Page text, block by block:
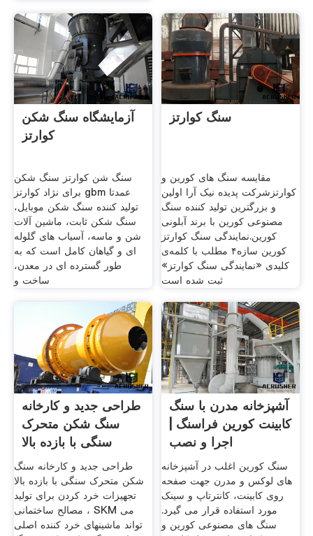
آزمایشگاه سنگ شکن
کوارتز
سنگ شن کوارتز سنگ شکن
برای نژاد کوارتز gbm عمدتا
تولید کننده سنگ شکن موبایل،
سنگ شکن ثابت، ماشین آلات
شن و ماسه، آسیاب های گلوله
ای و گیاهان کامل است که به
طور گسترده ای در معدن،
ساخت و
سنگ کوارتز
مقایسه سنگ های کورین و
کوارتزشرکت پدیده نیک آرا اولین
و بزرگترین تولید کننده سنگ
مصنوعی کورین با برند آبلونی
کورین.نمایندگی سنگ کوارتز
کورین سازه۴ مطلب با کلمه‌ی
کلیدی «نمایندگی سنگ کوارتز»
ثبت شده است
طراحی جدید و کارخانه
سنگ شکن متحرک
سنگی با بازده بالا
طراحی جدید و کارخانه سنگ
شکن متحرک سنگی با بازده بالا
تجهیزات خرد کردن برای تولید
مصالح ساختمانی ، SKM می
تواند ماشینهای خرد کننده اصلی
آشپزخانه مدرن با سنگ
کابینت کورین فراسنگ |
اجرا و نصب
سنگ کورین اغلب در آشپزخانه
های لوکس و مدرن جهت صفحه
روی کابینت، کانترتاپ و سینک
مورد استفاده قرار می گیرد.
سنگ های مصنوعی کورین و